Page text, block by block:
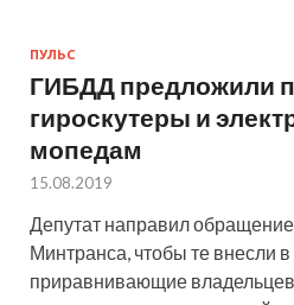
ПУЛЬС
ГИБДД предложили
гироскутеры и
мопедам
15.08.2019
Депутат направил
Минтранса, чтобы те внесли
приравнивающие владельцев